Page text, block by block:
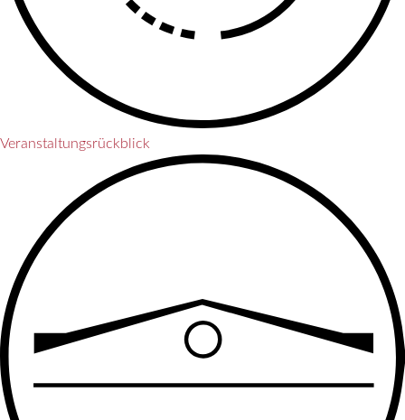
Veranstaltungs­rückblick